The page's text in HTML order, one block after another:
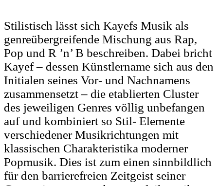
Stilistisch lässt sich Kayefs Musik als
genreübergreifende Mischung aus Rap,
Pop und R ’n’ B beschreiben. Dabei bricht
Kayef – dessen Künstlername sich aus den
Initialen seines Vor- und Nachnamens
zusammensetzt – die etablierten Cluster
des jeweiligen Genres völlig unbefangen
auf und kombiniert so Stil- Elemente
verschiedener Musikrichtungen mit
klassischen Charakteristika moderner
Popmusik. Dies ist zum einen sinnbildlich
für den barrierefreien Zeitgeist seiner